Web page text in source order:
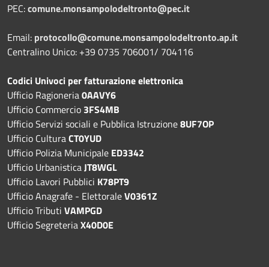
PEC:comune.monsampolodeltronto@pec.it
Email: protocollo@comune.monsampolodeltronto.ap.it
Centralino Unico: +39 0735 706001/ 704116
Codici Univoci per fatturazione elettronica
Ufficio Ragioneria0AAVY6
Ufficio Commercio 3FS4MB
Ufficio Servizi sociali e Pubblica Istruzione8UF7OP
Ufficio CulturaCT0YUD
Ufficio Polizia Municipale ED3342
Ufficio UrbanisticaJT8WGL
Ufficio Lavori Pubblici K78PT9
Ufficio Anagrafe - ElettoraleV0361Z
Ufficio Tributi VAMPGD
Ufficio SegreteriaX40D0E